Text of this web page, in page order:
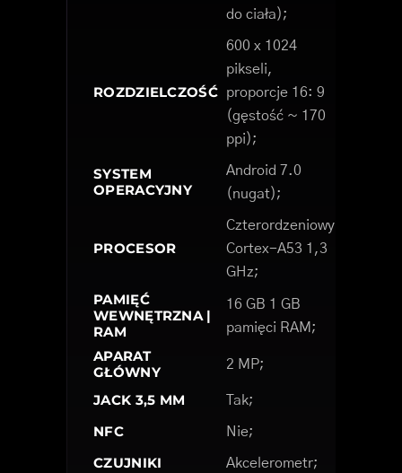
do ciała);
ROZDZIELCZOŚĆ
600 x 1024
pikseli,
proporcje 16: 9
(gęstość ~ 170
ppi);
SYSTEM
OPERACYJNY
Android 7.0
(nugat);
PROCESOR
Czterordzeniowy
Cortex-A53 1,3
GHz;
PAMIĘĆ
WEWNĘTRZNA |
RAM
16 GB 1 GB
pamięci RAM;
APARAT
GŁÓWNY
2 MP;
JACK 3,5 MM Tak;
NFC Nie;
CZUJNIKI Akcelerometr;